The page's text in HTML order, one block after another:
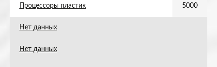
Процессоры пластик 5000
Нет данных
Нет данных